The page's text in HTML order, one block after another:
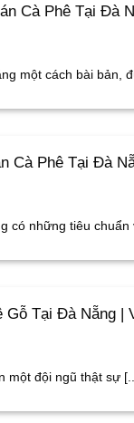
Cà Phê Tại Đà
một cách bài bản,
Cà Phê Tại Đà
có những tiêu chuẩn
Gỗ Tại Đà Nẵng |
một đội ngũ thật sự